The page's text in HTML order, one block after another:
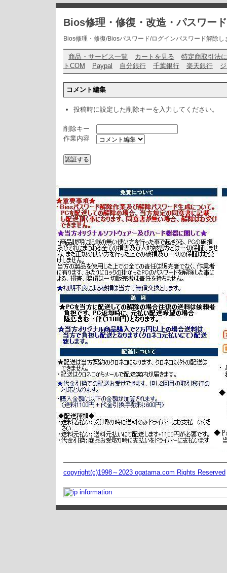
Bios修理・修復・改造・パスワー
Bios修理・修復/Biosパスワード/ログインパスワード解除
商品・サービス一覧 カートを見る
特定商取引法
トCOM
Paypal 自分銀行 千葉銀行 楽天銀行
コメント編集
投稿時に設定した削除キーを入力してください。
削除キー
作業内容
copyright(c)1998～2023 ogatama.com Rights Reserved